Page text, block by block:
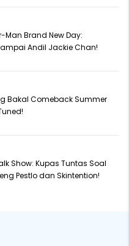
Andil Jackie Chan!
Bakal Comeback Summer
Show: Kupas Tuntas Soal
Pestlo dan Skintention!